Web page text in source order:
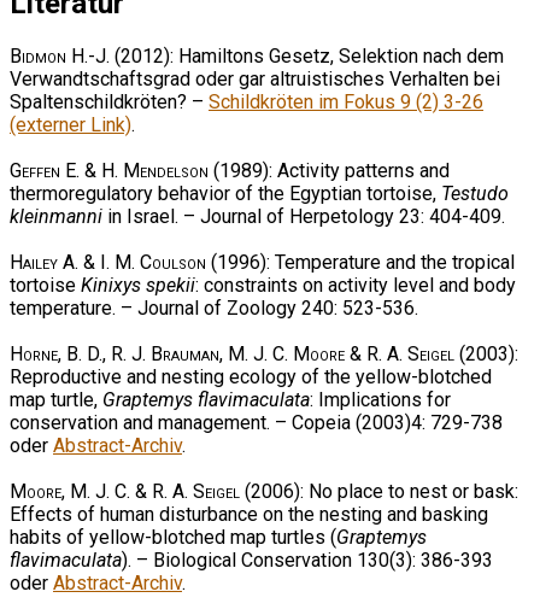
Bidmon H.-J. (2012): Hamiltons Gesetz, Selektion nach dem
Verwandtschaftsgrad oder gar altruistisches Verhalten bei
Spaltenschildkröten? – Schildkröten im Fokus 9 (2) 3-26
(externer Link).
Geffen E. & H. Mendelson (1989): Activity patterns and
thermoregulatory behavior of the Egyptian tortoise, Testudo
kleinmanni in Israel. – Journal of Herpetology 23: 404-409.
Hailey A. & I. M. Coulson (1996): Temperature and the tropical
tortoise Kinixys spekii: constraints on activity level and body
temperature. – Journal of Zoology 240: 523-536.
Horne, B. D., R. J. Brauman, M. J. C. Moore & R. A. Seigel (2003):
Reproductive and nesting ecology of the yellow-blotched
map turtle, Graptemys flavimaculata: Implications for
conservation and management. – Copeia (2003)4: 729-738
oder Abstract-Archiv.
Moore, M. J. C. & R. A. Seigel (2006): No place to nest or bask:
Effects of human disturbance on the nesting and basking
habits of yellow-blotched map turtles (Graptemys
flavimaculata). – Biological Conservation 130(3): 386-393
oder Abstract-Archiv.